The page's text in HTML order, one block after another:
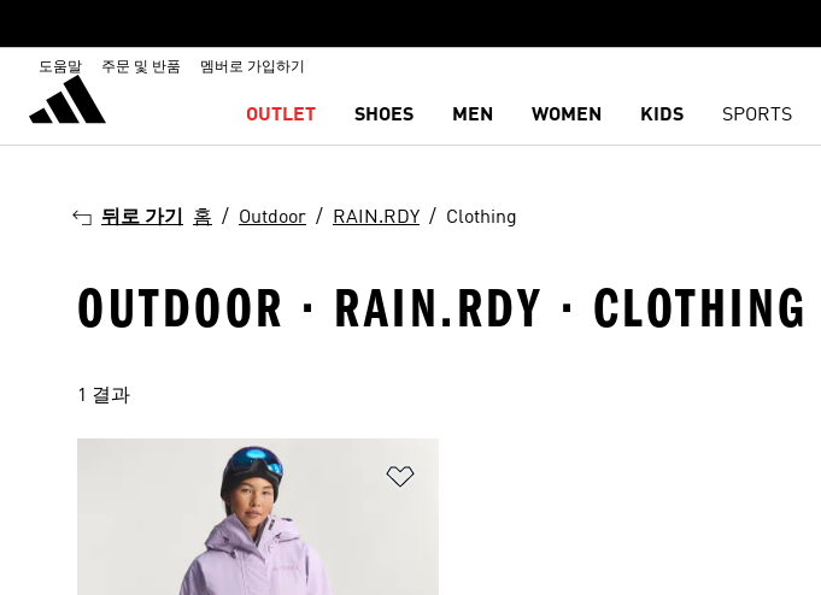
도움말 주문 및 반품 멤버로 가입하기
OUTLET SHOES MEN WOMEN KIDS SPORTS
뒤로 가기 홈 Outdoor RAIN.RDY Clothing
OUTDOOR · RAIN.RDY · CLOTHING
1 결과